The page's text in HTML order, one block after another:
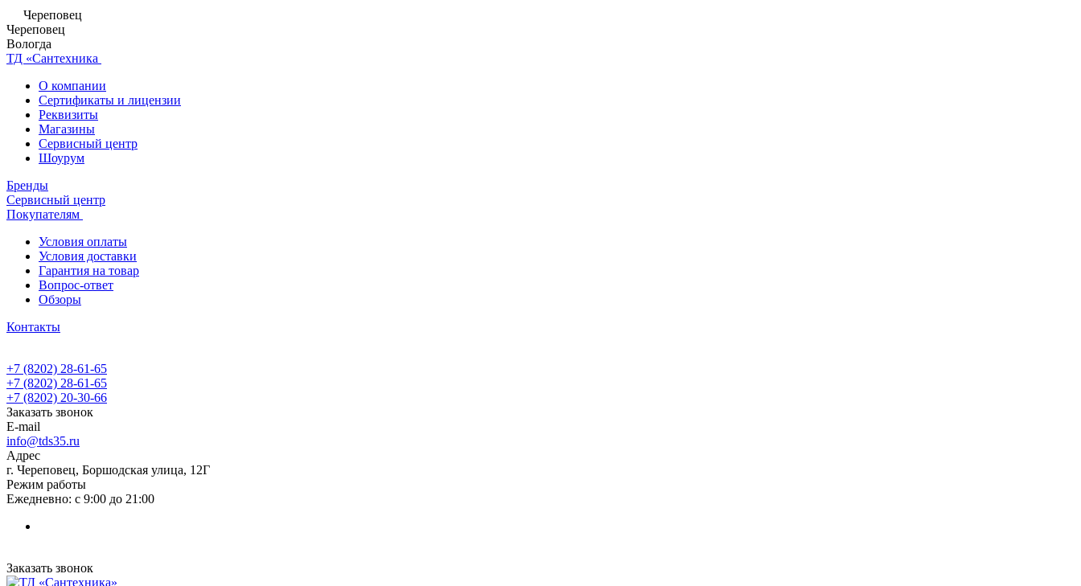
Череповец
Череповец
Вологда
ТД «Сантехника
О компании
Сертификаты и лицензии
Реквизиты
Магазины
Сервисный центр
Шоурум
Бренды
Сервисный центр
Покупателям
Условия оплаты
Условия доставки
Гарантия на товар
Вопрос-ответ
Обзоры
Контакты
+7 (8202) 28‑61-65
+7 (8202) 28‑61-65
+7 (8202) 20‑30-66
Заказать звонок
E-mail
info@tds35.ru
Адрес
г. Череповец, Боршодская улица, 12Г
Режим работы
Ежедневно: с 9:00 до 21:00
Заказать звонок